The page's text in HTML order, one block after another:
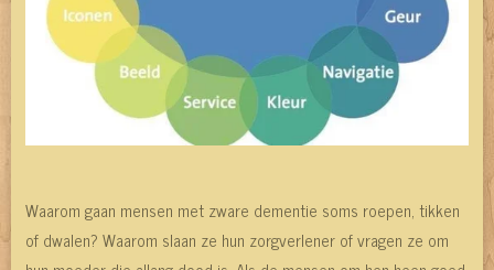
Waarom gaan mensen met zware dementie soms roepen, tikken
of dwalen? Waarom slaan ze hun zorgverlener of vragen ze om